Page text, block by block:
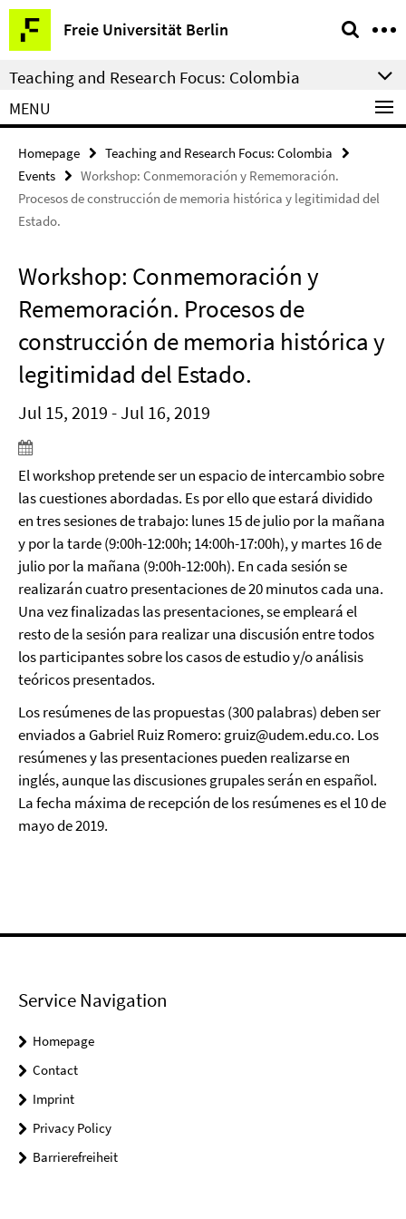
Springe
direkt
zu
Inhalt
Freie Universität Berlin
Service
Navigation
Teaching and Research Focus: Colombia
MENU
Homepage
Teaching and Research Focus: Colombia
Events
Workshop: Conmemoración y Rememoración.
Procesos de construcción de memoria histórica y legitimidad del
Estado.
Workshop: Conmemoración y
Rememoración. Procesos de
construcción de memoria histórica y
legitimidad del Estado.
Jul 15, 2019 - Jul 16, 2019
El workshop pretende ser un espacio de intercambio sobre
las cuestiones abordadas. Es por ello que estará dividido
en tres sesiones de trabajo: lunes 15 de julio por la mañana
y por la tarde (9:00h-12:00h; 14:00h-17:00h), y martes 16 de
julio por la mañana (9:00h-12:00h). En cada sesión se
realizarán cuatro presentaciones de 20 minutos cada una.
Una vez finalizadas las presentaciones, se empleará el
resto de la sesión para realizar una discusión entre todos
los participantes sobre los casos de estudio y/o análisis
teóricos presentados.
Los resúmenes de las propuestas (300 palabras) deben ser
enviados a Gabriel Ruiz Romero: gruiz@udem.edu.co. Los
resúmenes y las presentaciones pueden realizarse en
inglés, aunque las discusiones grupales serán en español.
La fecha máxima de recepción de los resúmenes es el 10 de
mayo de 2019.
Service Navigation
Homepage
Contact
Imprint
Privacy Policy
Barrierefreiheit